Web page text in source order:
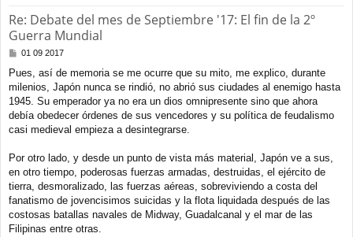
Re: Debate del mes de Septiembre '17: El fin de la 2º
Guerra Mundial
M
n
s
a
01 09 2017
Pues, así de memoria se me ocurre que su mito, me explico, durante
milenios, Japón nunca se rindió, no abrió sus ciudades al enemigo hasta
1945. Su emperador ya no era un dios omnipresente sino que ahora
debía obedecer órdenes de sus vencedores y su política de feudalismo
casi medieval empieza a desintegrarse.
Por otro lado, y desde un punto de vista más material, Japón ve a sus,
en otro tiempo, poderosas fuerzas armadas, destruidas, el ejército de
tierra, desmoralizado, las fuerzas aéreas, sobreviviendo a costa del
fanatismo de jovencisimos suicidas y la flota liquidada después de las
costosas batallas navales de Midway, Guadalcanal y el mar de las
Filipinas entre otras.